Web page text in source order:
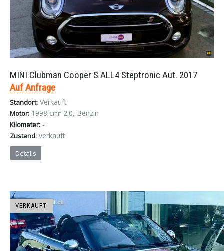
MINI Clubman Cooper S ALL4 Steptronic Aut. 2017
Auf Anfrage
Standort: Verkauft
Motor: 1998 cm³ 2.0, Benzin
Kilometer: -
Zustand: verkauft
Details
VERKAUFT